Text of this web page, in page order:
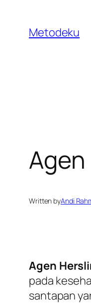
content
Metodeku
Written byAndi
Agen
pada
santapan